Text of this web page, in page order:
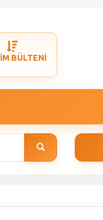
BÜLTENİ